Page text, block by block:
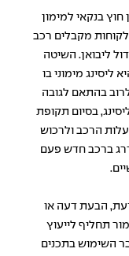
חוץ בנקאי למימון
מקבלים רכב
ליבואן. השיטה
מימוני בו
בהתאם לגובה
בסיום תקופת
הרכב ולרכוש
ברכב חדש פעם
הבעת דעה או
תחליף לייעוץ
השימוש בתכנים